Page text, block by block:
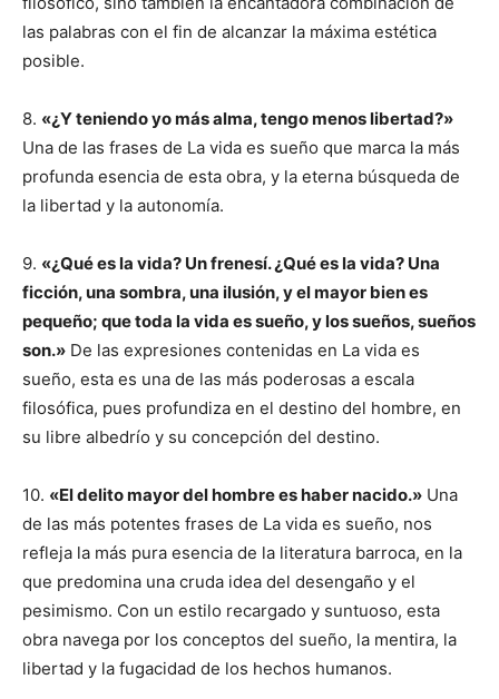
las palabras con el fin de alcanzar la máxima estética
posible.
8. «¿Y teniendo yo más alma, tengo menos libertad?»
Una de las frases de La vida es sueño que marca la más
profunda esencia de esta obra, y la eterna búsqueda de
la libertad y la autonomía.
9. «¿Qué es la vida? Un frenesí. ¿Qué es la vida? Una
ficción, una sombra, una ilusión, y el mayor bien es
pequeño; que toda la vida es sueño, y los sueños, sueños
son.» De las expresiones contenidas en La vida es
sueño, esta es una de las más poderosas a escala
filosófica, pues profundiza en el destino del hombre, en
su libre albedrío y su concepción del destino.
10. «El delito mayor del hombre es haber nacido.» Una
de las más potentes frases de La vida es sueño, nos
refleja la más pura esencia de la literatura barroca, en la
que predomina una cruda idea del desengaño y el
pesimismo. Con un estilo recargado y suntuoso, esta
obra navega por los conceptos del sueño, la mentira, la
libertad y la fugacidad de los hechos humanos.